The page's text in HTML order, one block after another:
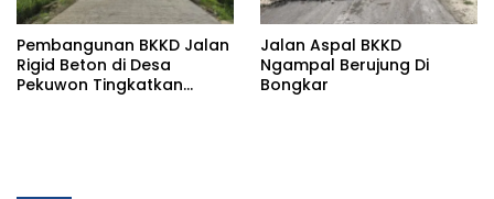
Pembangunan BKKD Jalan
Rigid Beton di Desa
Pekuwon Tingkatkan
Jalan Aspal BKKD
Ngampal Berujung Di
Bongkar